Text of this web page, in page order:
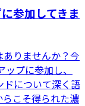
参加してきま
りませんか？今
プに参加し、
ドについて深く語
らこそ得られた濃